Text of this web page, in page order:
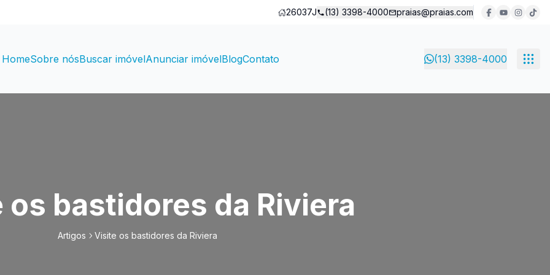
26037J (13) 3398-4000 praias@praias.com
HomeSobre nósBuscar imóvelAnunciar imóvelBlogContato (13) 3398-4000
bastidores da Riviera
Artigos Visite os bastidores da Riviera